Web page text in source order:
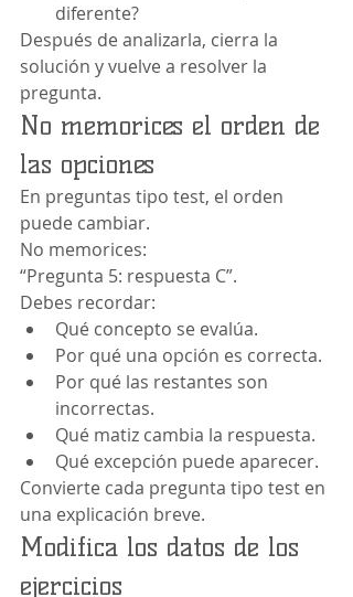
diferente?
Después de analizarla, cierra la
solución y vuelve a resolver la
pregunta.
No memorices el orden de
las opciones
En preguntas tipo test, el orden
puede cambiar.
No memorices:
“Pregunta 5: respuesta C”.
Debes recordar:
Qué concepto se evalúa.
Por qué una opción es correcta.
Por qué las restantes son
incorrectas.
Qué matiz cambia la respuesta.
Qué excepción puede aparecer.
Convierte cada pregunta tipo test en
una explicación breve.
Modifica los datos de los
ejercicios